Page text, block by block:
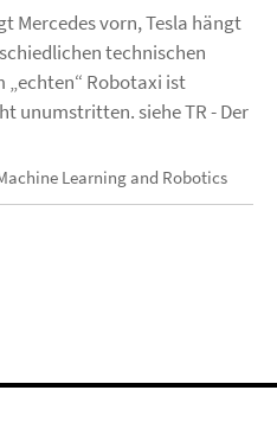
Mercedes vorn, Tesla hängt
technischen
„echten“ Robotaxi ist
unumstritten. siehe TR - Der
Learning and Robotics